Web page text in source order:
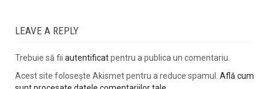
LEAVE A REPLY
Trebuie să fii autentificatpentru a publica un comentariu.
Acest site folosește Akismet pentru a reduce spamul. Află cum